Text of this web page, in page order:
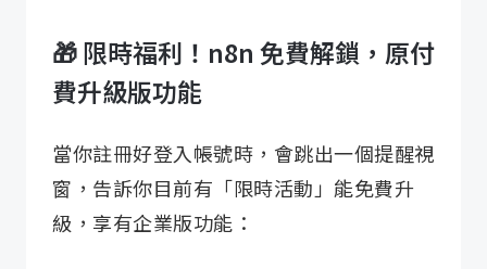
🎁 限時福利！n8n 免費解鎖，原付
費升級版功能
當你註冊好登入帳號時，會跳出一個提醒視
窗，告訴你目前有「限時活動」能免費升
級，享有企業版功能：